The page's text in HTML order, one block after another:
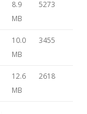
8.9
MB
5273
10.0
MB
3455
12.6
MB
2618